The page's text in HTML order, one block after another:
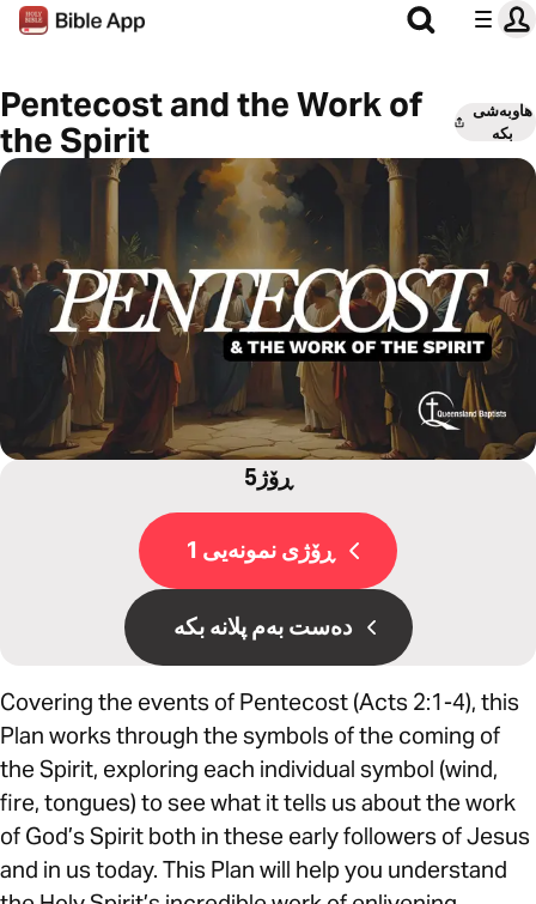
Pentecost and the Work of
the Spirit
هاوبەشی
بکە
5ڕۆژ
ڕۆژی نمونەیی 1
دەست بەم پلانە بکە
Covering the events of Pentecost (Acts 2:1-4), this
Plan works through the symbols of the coming of
the Spirit, exploring each individual symbol (wind,
fire, tongues) to see what it tells us about the work
of God’s Spirit both in these early followers of Jesus
and in us today. This Plan will help you understand